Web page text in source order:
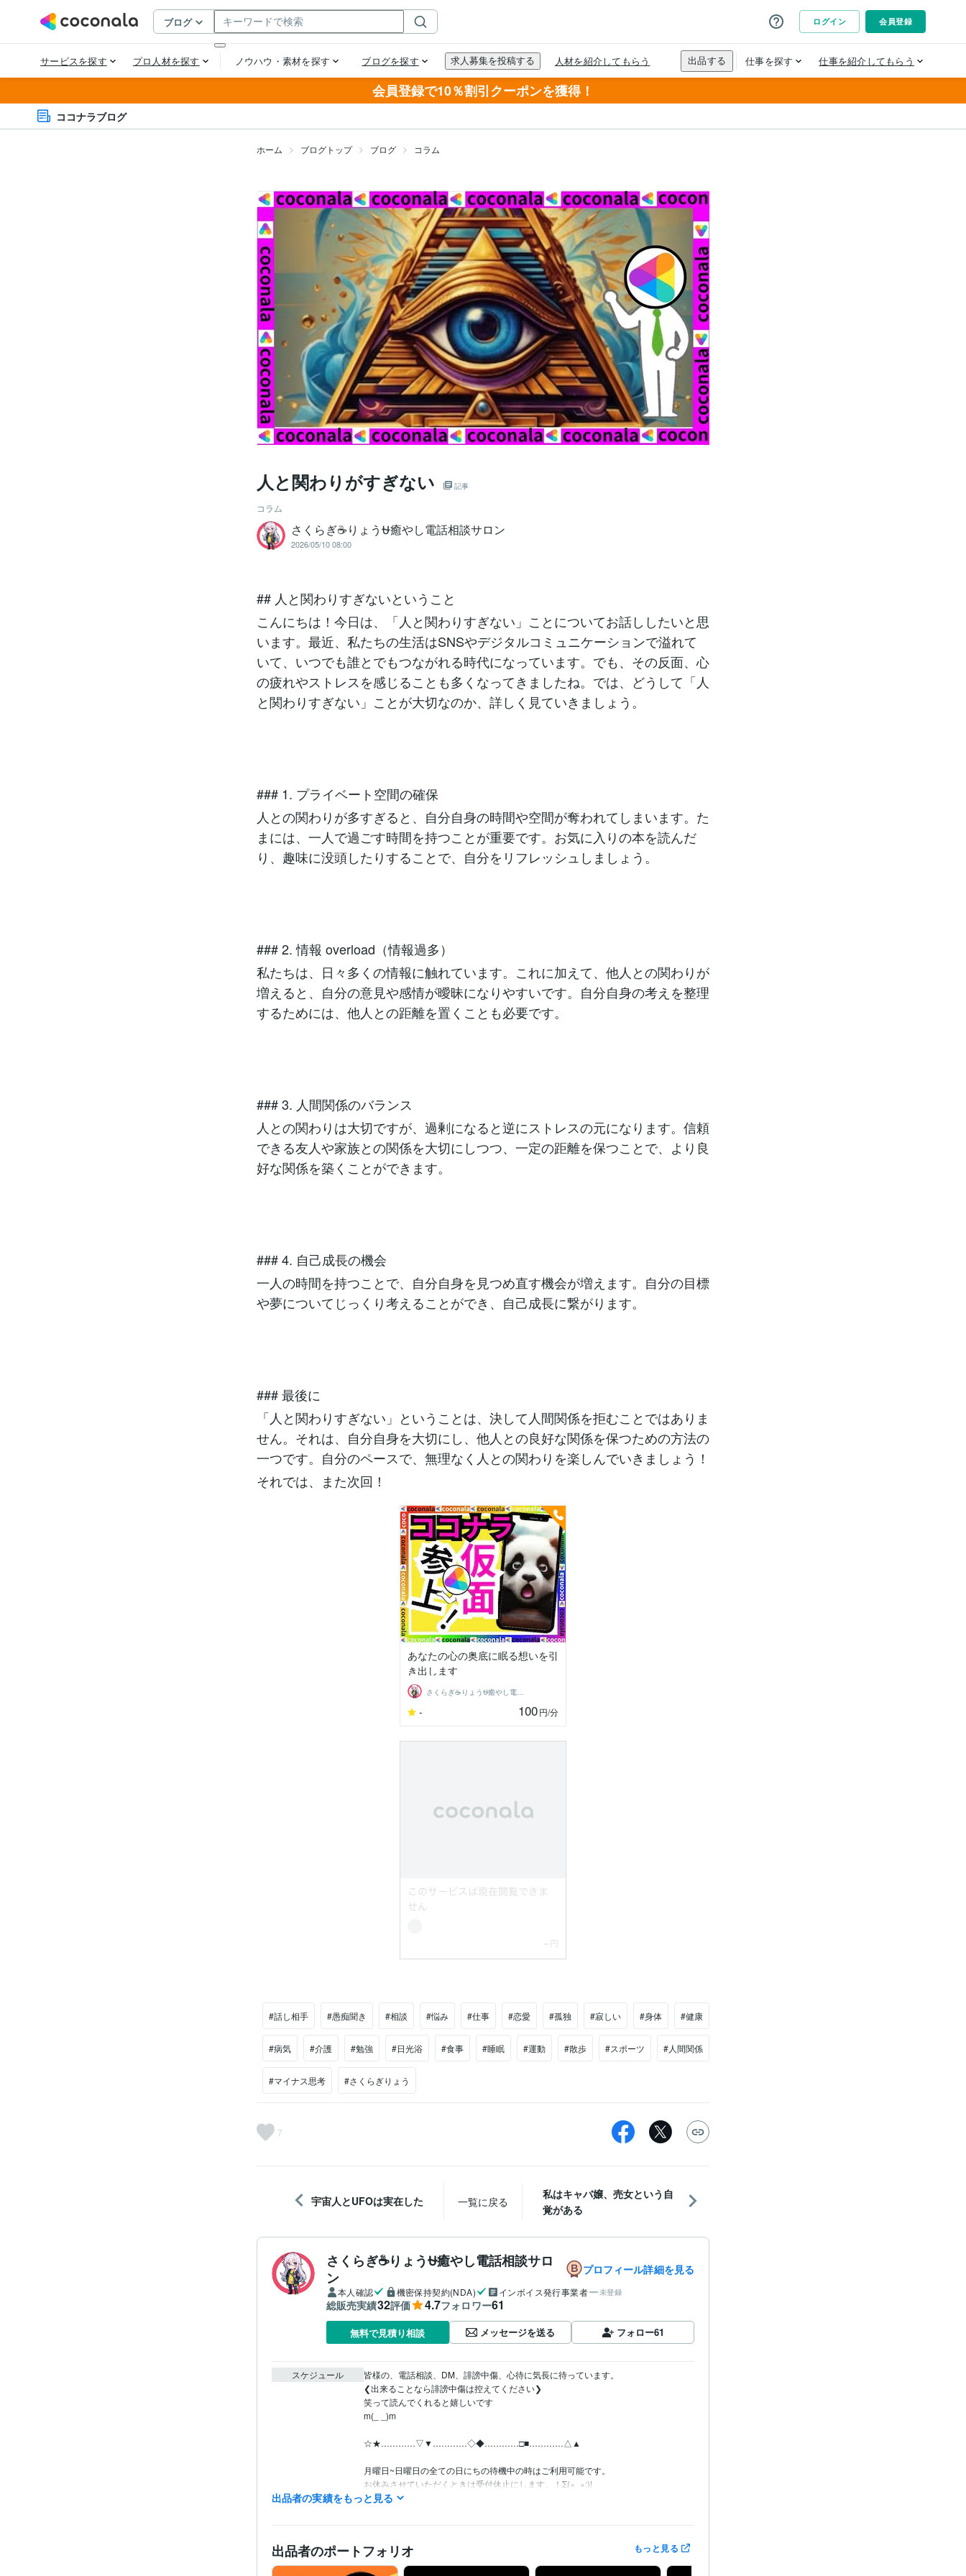
会員登録で10％割引クーポンを獲得！
ココナラブログ
ホーム ブログトップ ブログ コラム
人と関わりがすぎない 記事
コラム
さくらぎ☕りょう⛎癒やし電話相談サロン
2026/05/10 08:00
## 人と関わりすぎないということ
こんにちは！今日は、「人と関わりすぎない」ことについてお話ししたいと思
います。最近、私たちの生活はSNSやデジタルコミュニケーションで溢れて
いて、いつでも誰とでもつながれる時代になっています。でも、その反面、心
の疲れやストレスを感じることも多くなってきましたね。では、どうして「人
と関わりすぎない」ことが大切なのか、詳しく見ていきましょう。
### 1. プライベート空間の確保
人との関わりが多すぎると、自分自身の時間や空間が奪われてしまいます。た
まには、一人で過ごす時間を持つことが重要です。お気に入りの本を読んだ
り、趣味に没頭したりすることで、自分をリフレッシュしましょう。
### 2. 情報 overload（情報過多）
私たちは、日々多くの情報に触れています。これに加えて、他人との関わりが
増えると、自分の意見や感情が曖昧になりやすいです。自分自身の考えを整理
するためには、他人との距離を置くことも必要です。
### 3. 人間関係のバランス
人との関わりは大切ですが、過剰になると逆にストレスの元になります。信頼
できる友人や家族との関係を大切にしつつ、一定の距離を保つことで、より良
好な関係を築くことができます。
### 4. 自己成長の機会
一人の時間を持つことで、自分自身を見つめ直す機会が増えます。自分の目標
や夢についてじっくり考えることができ、自己成長に繋がります。
### 最後に
「人と関わりすぎない」ということは、決して人間関係を拒むことではありま
せん。それは、自分自身を大切にし、他人との良好な関係を保つための方法の
一つです。自分のペースで、無理なく人との関わりを楽しんでいきましょう！
それでは、また次回！
あなたの心の奥底に眠る想いを引
き出します
さくらぎ☕りょう⛎癒やし電話相談サロン
- 100円/分
#話し相手 #愚痴聞き #相談 #悩み #仕事 #恋愛 #孤独 #寂しい #身体 #健康
#病気 #介護 #勉強 #日光浴 #食事 #睡眠 #運動 #散歩 #スポーツ #人間関係
#マイナス思考 #さくらぎりょう
7
宇宙人とUFOは実在した 一覧に戻る
私はキャバ嬢、売女という自
覚がある
さくらぎ☕りょう⛎癒やし電話相談サロ
ン
プロフィール詳細を見る
本人確認 機密保持契約(NDA) インボイス発行事業者 未登録
総販売実績32評価 4.7フォロワー61
無料で見積り相談 メッセージを送る フォロー61
スケジュール
皆様の、電話相談、DM、誹謗中傷、心待に気長に待っています。
❮出来ることなら誹謗中傷は控えてください❯
笑って読んでくれると嬉しいです
m(_ _)m
☆★…………▽▼…………◇◆…………□■…………△▲
月曜日~日曜日の全ての日にちの待機中の時はご利用可能です。
お休みさせていただくときは受付休止にします。！Σ(×_×;)!
間、お気軽にどうぞ
離席中、対応中の時は他の皆様のDMの連絡が遅れることがありますが、必ずDM連絡
致しますので不快な気持ちには限りなくさせないつもりです。
出品者の実績をもっと見る
出品者のポートフォリオ もっと見る